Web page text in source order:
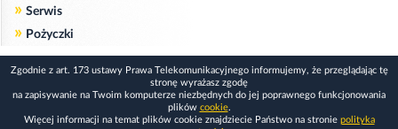
» Serwis
» Pożyczki
Zgodnie z art. 173 ustawy Prawa Telekomunikacyjnego informujemy, że przeglądając tę
stronę wyrażasz zgodę
na zapisywanie na Twoim komputerze niezbędnych do jej poprawnego funkcjonowania
plików cookie.
Więcej informacji na temat plików cookie znajdziecie Państwo na stronie polityka